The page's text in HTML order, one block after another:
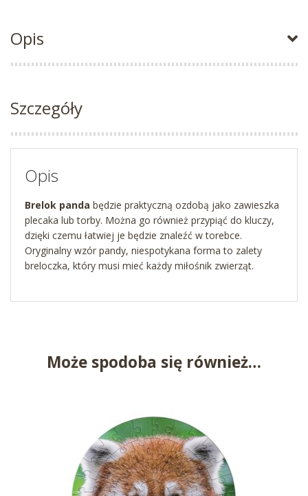
Opis
Szczegóły
Opis
Brelok panda będzie praktyczną ozdobą jako zawieszka
plecaka lub torby. Można go również przypiąć do kluczy,
dzięki czemu łatwiej je będzie znaleźć w torebce.
Oryginalny wzór pandy, niespotykana forma to zalety
breloczka, który musi mieć każdy miłośnik zwierząt.
Może spodoba się również…